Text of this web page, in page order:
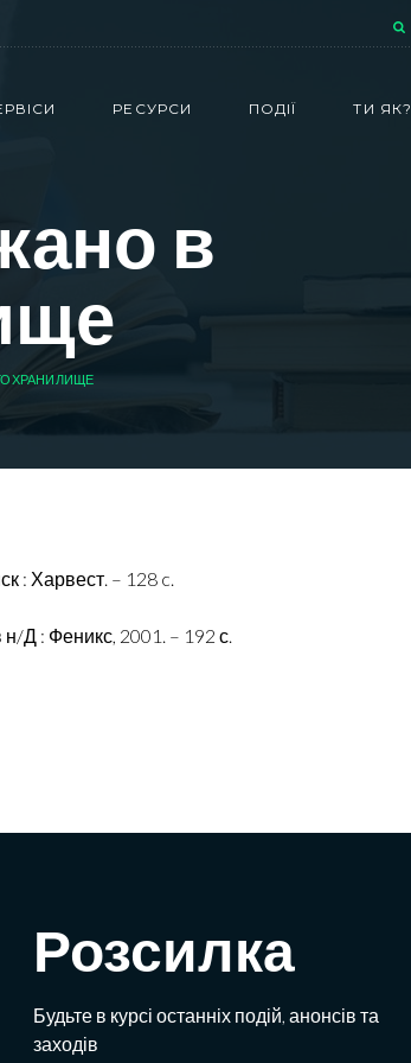
РЕСУРСИ ПОДІЇ ТИ ЯК?
в
: Харвест. – 128 c.
Д : Феникс, 2001. – 192 с.
Розсилка
Будьте в курсі останніх подій, анонсів та
заходів